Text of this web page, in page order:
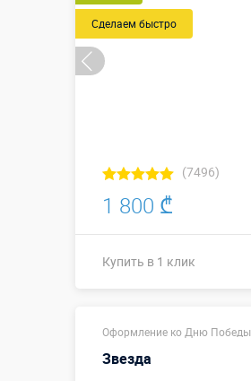
Сделаем быстро
(7496)
1 800 ₾
Купить в 1 клик
Оформление ко Дню Победы
Звезда